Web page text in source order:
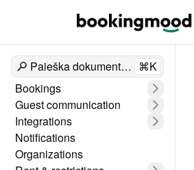
Paieška dokumentuose⌘K
Bookings
Guest communication
Integrations
Notifications
Organizations